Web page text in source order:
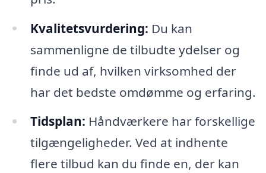
Kvalitetsvurdering: Du kan
sammenligne de tilbudte ydelser og
finde ud af, hvilken virksomhed der
har det bedste omdømme og erfaring.
Tidsplan: Håndværkere har forskellige
tilgængeligheder. Ved at indhente
flere tilbud kan du finde en, der kan